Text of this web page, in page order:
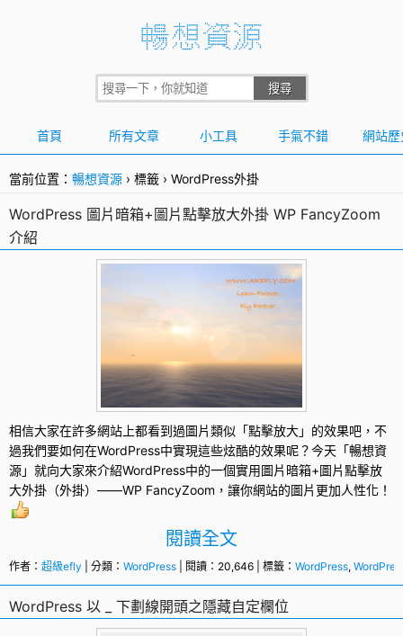
首頁 所有文章 小工具 手氣不錯 網站歷
當前位置： 暢想資源 › 標籤 › WordPress外掛
WordPress 圖片暗箱+圖片點擊放大外掛 WP FancyZoom
介紹
相信大家在許多網站上都看到過圖片類似「點擊放大」的效果吧，不
過我們要如何在WordPress中實現這些炫酷的效果呢？今天「暢想資
源」就向大家來介紹WordPress中的一個實用圖片暗箱+圖片點擊放
大外掛（外掛）——WP FancyZoom，讓你網站的圖片更加人性化！
閱讀全文
作者： 超級efly | 分類： WordPress | 閱讀：20,646 | 標籤： WordPress,
WordPress 以 _ 下劃線開頭之隱藏自定欄位